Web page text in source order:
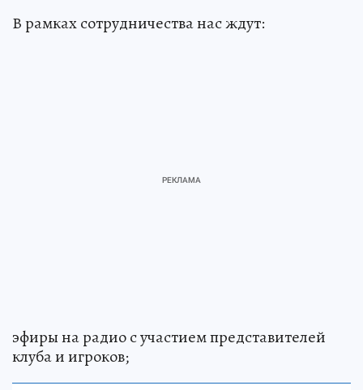
В рамках сотрудничества нас ждут:
эфиры на радио с участием представителей
клуба и игроков;